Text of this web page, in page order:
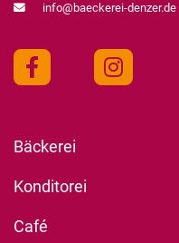
info@baeckerei-denzer.de
Bäckerei
Konditorei
Café